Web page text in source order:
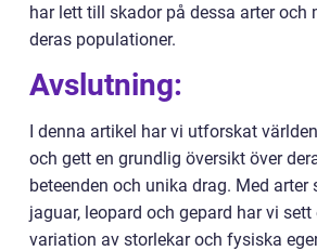
har lett till skador på dessa arter och
deras populationer.
Avslutning:
I denna artikel har vi utforskat
och gett en grundlig översikt över
beteenden och unika drag. Med arter
jaguar, leopard och gepard har vi
variation av storlekar och fysiska